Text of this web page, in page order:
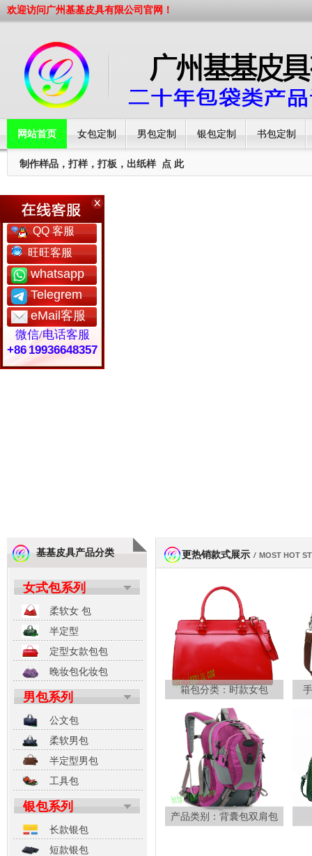
欢迎访问广州基基皮具有限公司官网！
网站首页 女包定制 男包定制 银包定制 书包定制
工厂简介
制作样品，打样，打板，出纸样 点 此
基基皮具产品分类
女式包系列
柔软女 包
半定型
定型女款包包
晚妆包化妆包
男包系列
公文包
柔软男包
半定型男包
工具包
银包系列
长款银包
短款银包
更热销款式展示 / MOST HOT
箱包分类：时款女包
产品类别：背囊包双肩包
QQ 客服
旺旺客服
whatsapp
Telegrem
eMail客服
微信/电话客服
+86 19936648357